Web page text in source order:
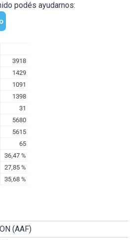
podés ayudarnos:
(AAF)